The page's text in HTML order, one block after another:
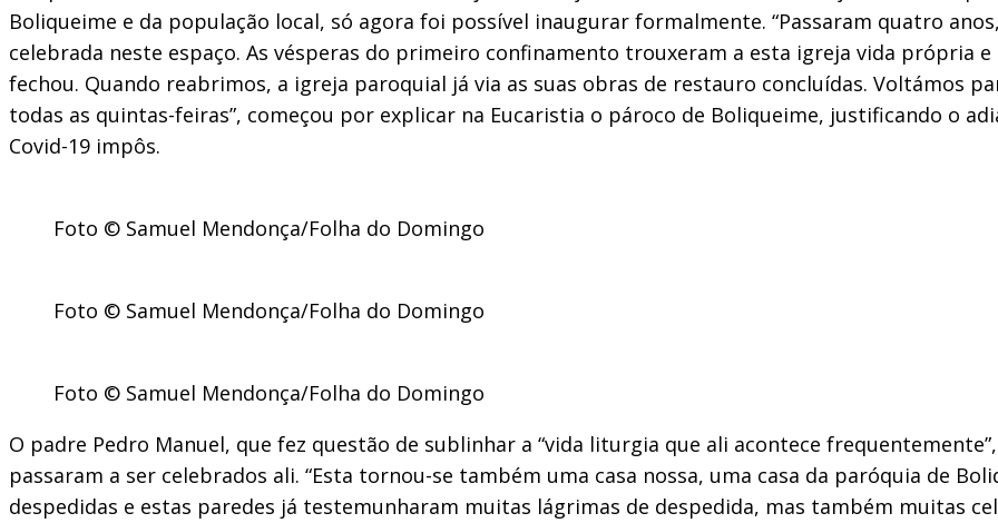
Boliqueime e da população local, só agora foi possível inaugurar formalmente. “Passaram quatro
celebrada neste espaço. As vésperas do primeiro confinamento trouxeram a esta igreja vida própria
fechou. Quando reabrimos, a igreja paroquial já via as suas obras de restauro concluídas. Voltámos
todas as quintas-feiras”, começou por explicar na Eucaristia o pároco de Boliqueime, justificando o
Covid-19 impôs.
Foto © Samuel Mendonça/Folha do Domingo
Foto © Samuel Mendonça/Folha do Domingo
Foto © Samuel Mendonça/Folha do Domingo
O padre Pedro Manuel, que fez questão de sublinhar a “vida liturgia que ali acontece
passaram a ser celebrados ali. “Esta tornou-se também uma casa nossa, uma casa da paróquia de
despedidas e estas paredes já testemunharam muitas lágrimas de despedida, mas também muitas